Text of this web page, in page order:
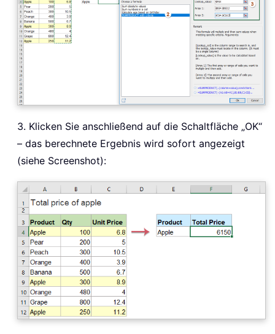
3. Klicken Sie anschließend auf die Schaltfläche „OK“
– das berechnete Ergebnis wird sofort angezeigt
(siehe Screenshot):